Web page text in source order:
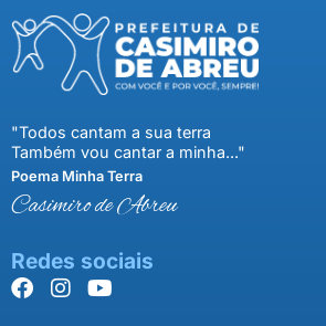
"Todos cantam a sua terra
Também vou cantar a minha..."
Poema Minha Terra
Casimiro de Abreu
Redes sociais